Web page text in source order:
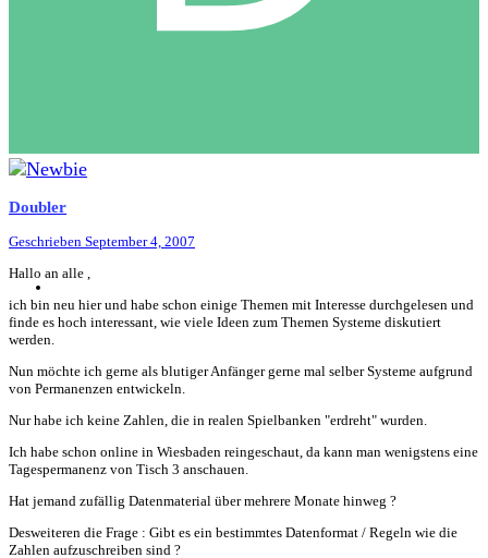
Doubler
Geschrieben September 4, 2007
Hallo an alle ,
ich bin neu hier und habe schon einige Themen mit Interesse durchgelesen und
finde es hoch interessant, wie viele Ideen zum Themen Systeme diskutiert
werden.
Nun möchte ich gerne als blutiger Anfänger gerne mal selber Systeme aufgrund
von Permanenzen entwickeln.
Nur habe ich keine Zahlen, die in realen Spielbanken "erdreht" wurden.
Ich habe schon online in Wiesbaden reingeschaut, da kann man wenigstens eine
Tagespermanenz von Tisch 3 anschauen.
Hat jemand zufällig Datenmaterial über mehrere Monate hinweg ?
Desweiteren die Frage : Gibt es ein bestimmtes Datenformat / Regeln wie die
Zahlen aufzuschreiben sind ?